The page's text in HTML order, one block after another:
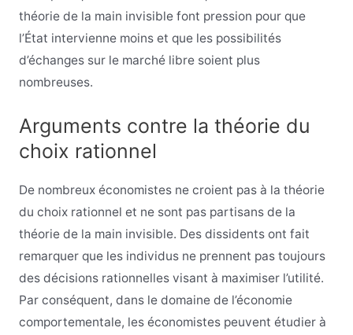
théorie de la main invisible font pression pour que
l’État intervienne moins et que les possibilités
d’échanges sur le marché libre soient plus
nombreuses.
Arguments contre la théorie du
choix rationnel
De nombreux économistes ne croient pas à la théorie
du choix rationnel et ne sont pas partisans de la
théorie de la main invisible. Des dissidents ont fait
remarquer que les individus ne prennent pas toujours
des décisions rationnelles visant à maximiser l’utilité.
Par conséquent, dans le domaine de l’économie
comportementale, les économistes peuvent étudier à